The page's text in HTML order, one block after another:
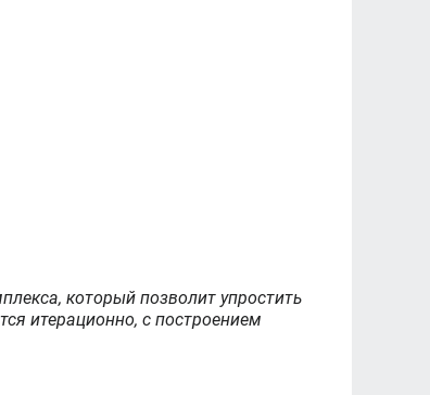
который позволит упростить
итерационно, с построением